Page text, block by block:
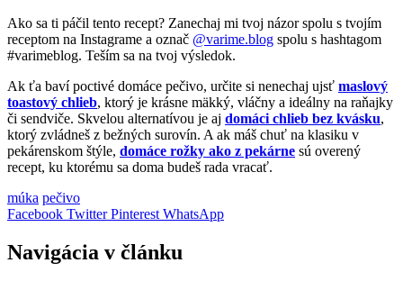
Ako sa ti páčil tento recept? Zanechaj mi tvoj názor spolu s tvojím
receptom na Instagrame a označ @varime.blog spolu s hashtagom
#varimeblog. Teším sa na tvoj výsledok.
Ak ťa baví poctivé domáce pečivo, určite si nenechaj ujsť maslový
toastový chlieb, ktorý je krásne mäkký, vláčny a ideálny na raňajky
či sendviče. Skvelou alternatívou je aj domáci chlieb bez kvásku,
ktorý zvládneš z bežných surovín. A ak máš chuť na klasiku v
pekárenskom štýle, domáce rožky ako z pekárne sú overený
recept, ku ktorému sa doma budeš rada vracať.
múka pečivo
Facebook Twitter Pinterest WhatsApp
Navigácia v článku